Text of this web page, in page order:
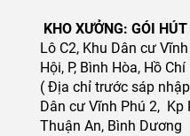
KHO XƯỞNG: GÓI
Lô C2, Khu Dân cư
Hội, P, Bình Hòa, Hồ
( Địa chỉ trước sáp
Dân cư Vĩnh Phú 2, Kp
Thuận An, Bình Dương